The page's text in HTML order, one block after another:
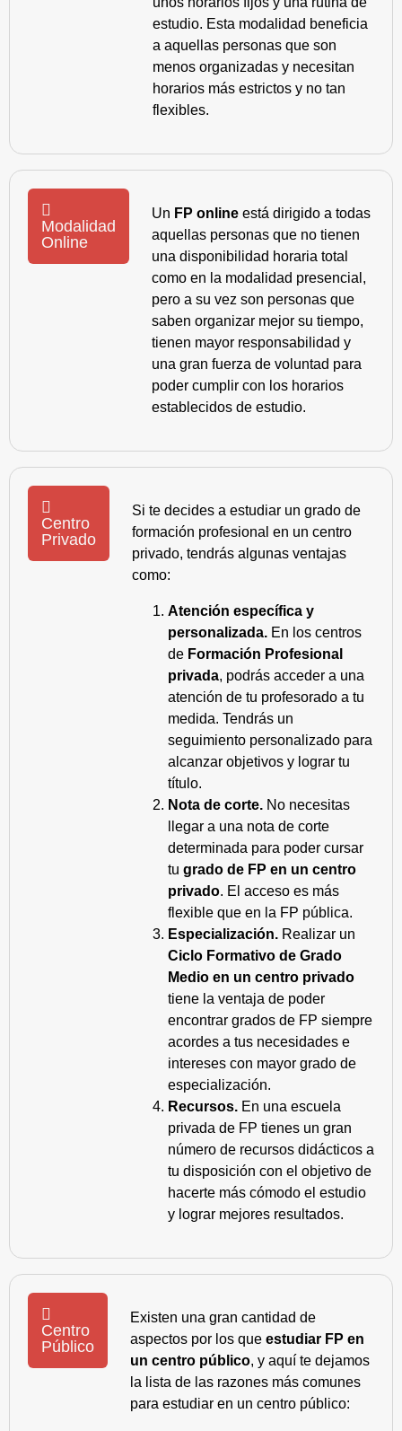
estudio. Esta modalidad beneficia
a aquellas personas que son
menos organizadas y necesitan
horarios más estrictos y no tan
flexibles.
Modalidad
Online
Un FP online está dirigido a todas
aquellas personas que no tienen
una disponibilidad horaria total
como en la modalidad presencial,
pero a su vez son personas que
saben organizar mejor su tiempo,
tienen mayor responsabilidad y
una gran fuerza de voluntad para
poder cumplir con los horarios
establecidos de estudio.
Centro
Privado
Si te decides a estudiar un grado de
formación profesional en un centro
privado, tendrás algunas ventajas
como:
Atención específica y
personalizada. En los centros
de Formación Profesional
privada, podrás acceder a una
atención de tu profesorado a tu
medida. Tendrás un
seguimiento personalizado para
alcanzar objetivos y lograr tu
título.
Nota de corte. No necesitas
llegar a una nota de corte
determinada para poder cursar
tu grado de FP en un centro
privado. El acceso es más
flexible que en la FP pública.
Especialización. Realizar un
Ciclo Formativo de Grado
Medio en un centro privado
tiene la ventaja de poder
encontrar grados de FP siempre
acordes a tus necesidades e
intereses con mayor grado de
especialización.
Recursos. En una escuela
privada de FP tienes un gran
número de recursos didácticos a
tu disposición con el objetivo de
hacerte más cómodo el estudio
y lograr mejores resultados.
Centro
Público
Existen una gran cantidad de
aspectos por los que estudiar FP en
un centro público, y aquí te dejamos
la lista de las razones más comunes
para estudiar en un centro público: